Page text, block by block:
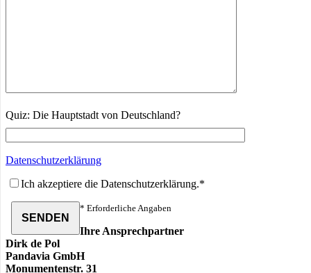
Quiz: Die Hauptstadt von Deutschland?
Datenschutzerklärung
Ich akzeptiere die Datenschutzerklärung.*
* Erforderliche Angaben
Ihre Ansprechpartner
Dirk de Pol
Pandavia GmbH
Monumentenstr. 31